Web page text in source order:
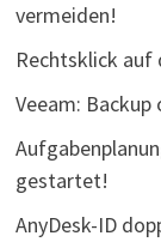
vermeiden!
Rechtsklick auf
Veeam:
gestartet!
AnyDesk-ID